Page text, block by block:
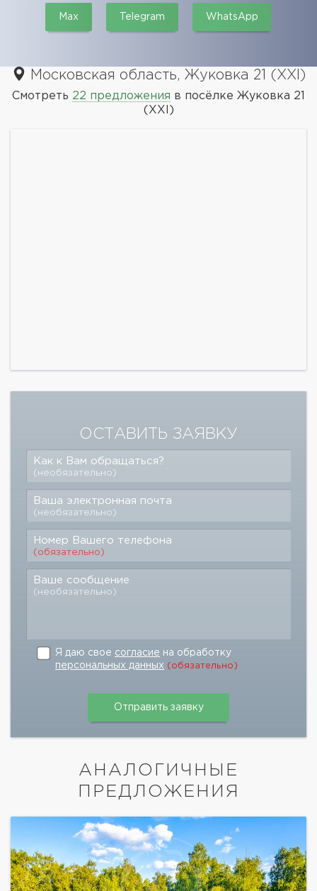
Max Telegram WhatsApp
Московская область, Жуковка 21 (XXI)
Смотреть 22 предложения в посёлке Жуковка 21
(XXI)
ОСТАВИТЬ ЗАЯВКУ
Как к Вам обращаться?
(необязательно)
Ваша электронная почта
(необязательно)
Номер Вашего телефона
(обязательно)
Ваше сообщение
(необязательно)
Я даю свое согласие на обработку
персональных данных (обязательно)
АНАЛОГИЧНЫЕ
ПРЕДЛОЖЕНИЯ